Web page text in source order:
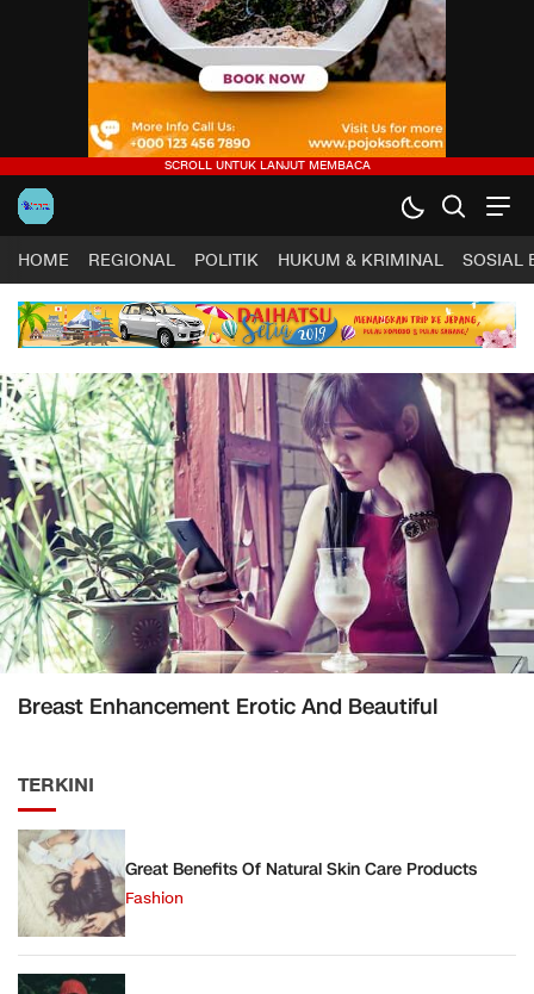
HOME REGIONAL POLITIK HUKUM & KRIMINAL SOSIAL
Breast Enhancement Erotic And Beautiful
TERKINI
Great Benefits Of Natural Skin Care Products
Fashion